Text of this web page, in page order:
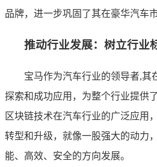
品牌，进一步巩固了其在豪华汽车
推动行业发展：树立行业
宝马作为汽车行业的领导者,其
探索和成功应用，为整个行业提供
区块链技术在汽车行业的广泛应用
转型和升级，就像一股强大的动力
能、高效、安全的方向发展。